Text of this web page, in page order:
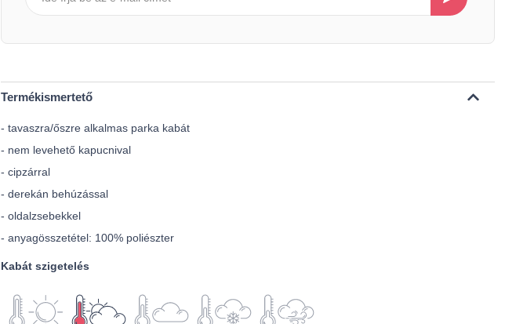
Termékismertető
- tavaszra/őszre alkalmas parka kabát
- nem levehető kapucnival
- cipzárral
- derekán behúzással
- oldalzsebekkel
- anyagösszetétel: 100% poliészter
Kabát szigetelés